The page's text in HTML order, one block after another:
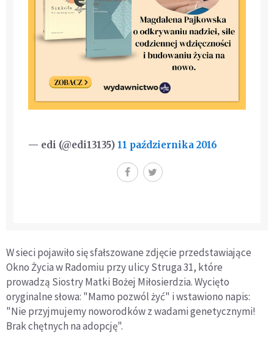
— edi (@edi13135) 11 października 2016
W sieci pojawiło się sfałszowane zdjęcie przedstawiające
Okno Życia w Radomiu przy ulicy Struga 31, które
prowadzą Siostry Matki Bożej Miłosierdzia. Wycięto
oryginalne słowa: "Mamo pozwól żyć" i wstawiono napis:
"Nie przyjmujemy noworodków z wadami genetycznymi!
Brak chętnych na adopcję".